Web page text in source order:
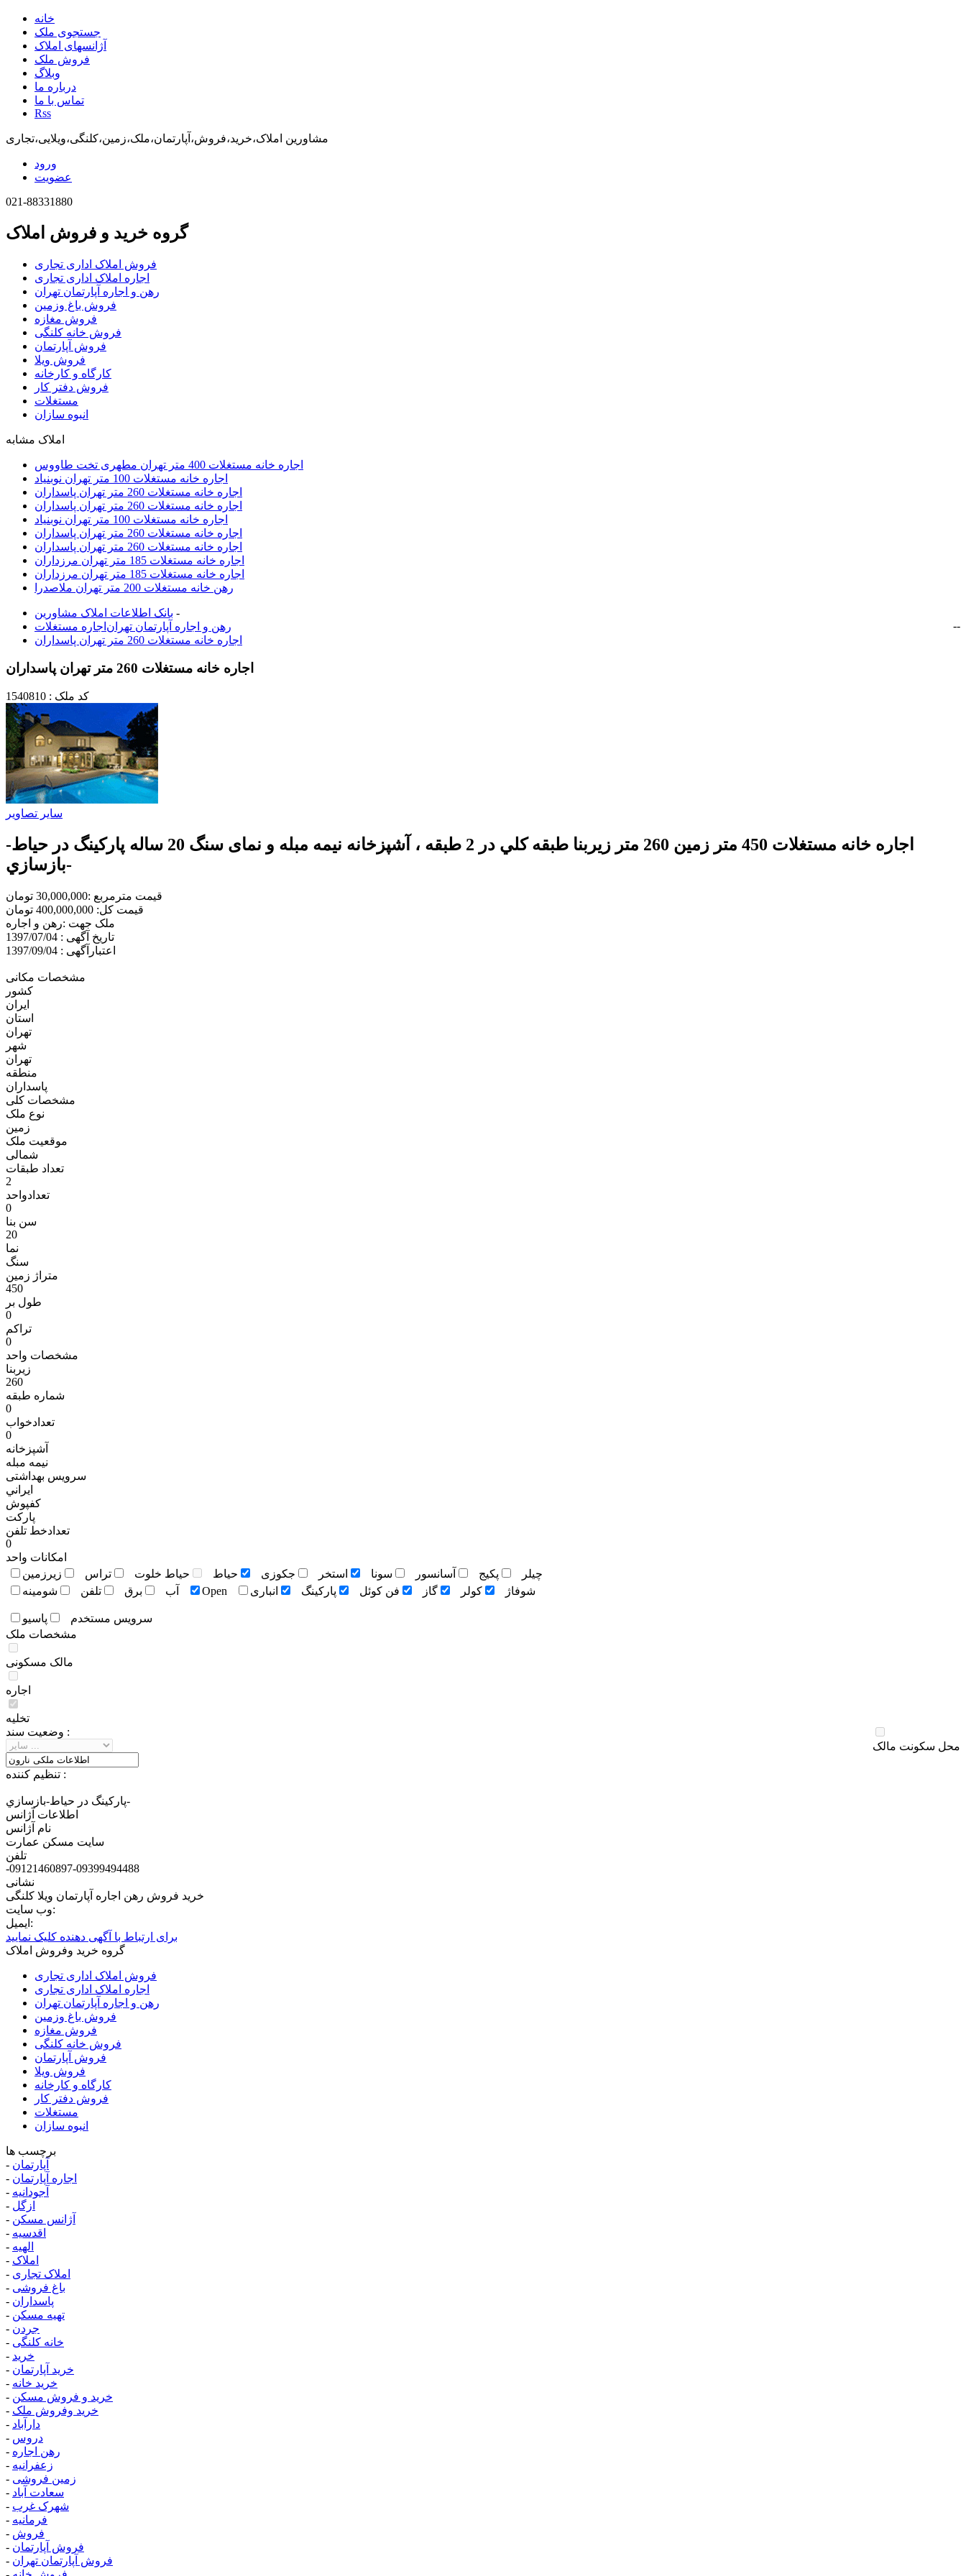
خانه
جستجوی ملک
آژانسهای املاک
فروش ملک
وبلاگ
درباره ما
تماس با ما
Rss
مشاورین املاک،خرید،فروش،آپارتمان،ملک،زمین،کلنگی،ویلایی،تجاری
ورود
عضویت
021-88331880
گروه خرید و فروش املاک
فروش املاک اداری تجاری
اجاره املاک اداری تجاری
رهن و اجاره آپارتمان تهران
فروش باغ وزمین
فروش مغازه
فروش خانه کلنگی
فروش آپارتمان
فروش ویلا
کارگاه و کارخانه
فروش دفتر کار
مستغلات
انبوه سازان
املاک مشابه
اجاره خانه مستغلات 400 متر تهران مطهری تخت طاووس
اجاره خانه مستغلات 100 متر تهران نوبنياد
اجاره خانه مستغلات 260 متر تهران پاسداران
اجاره خانه مستغلات 260 متر تهران پاسداران
اجاره خانه مستغلات 100 متر تهران نوبنياد
اجاره خانه مستغلات 260 متر تهران پاسداران
اجاره خانه مستغلات 260 متر تهران پاسداران
اجاره خانه مستغلات 185 متر تهران مرزداران
اجاره خانه مستغلات 185 متر تهران مرزداران
رهن خانه مستغلات 200 متر تهران ملاصدرا
بانک اطلاعات املاک مشاورين -
رهن و اجاره آپارتمان تهران
- اجاره مستغلات
-
اجاره خانه مستغلات 260 متر تهران پاسداران
اجاره خانه مستغلات 260 متر تهران پاسداران
کد ملک : 1540810
سایر تصاویر
اجاره خانه مستغلات 450 متر زمین 260 متر زیربنا طبقه كلي در 2 طبقه ، آشپزخانه نيمه مبله و نمای سنگ 20 ساله پاركينگ در حياط-
بازسازي-
قیمت مترمربع :30,000,000 تومان
قیمت کل: 400,000,000 تومان
ملک جهت :رهن و اجاره
تاریخ آگهی : 1397/07/04
اعتبارآگهی : 1397/09/04
مشخصات مکانی
کشور
ایران
استان
تهران
شهر
تهران
منطقه
پاسداران
مشخصات کلی
نوع ملک
زمين
موقعیت ملک
شمالی
تعداد طبقات
2
تعدادواحد
0
سن بنا
20
نما
سنگ
متراژ زمين
450
طول بر
0
تراکم
0
مشخصات واحد
زیربنا
260
شماره طبقه
0
تعدادخواب
0
آشپزخانه
نيمه مبله
سرویس بهداشتی
ايراني
کفپوش
پاركت
تعدادخط تلفن
0
امکانات واحد
چيلر
پکيج آسانسور سونا استخر جکوزی حياط حياط خلوت تراس
زيرزمين
آب
برق تلفن شومينه Open شوفاژ کولر گاز فن کوئل پارکينگ انباری
سرويس مستخدم
پاسيو
مشخصات ملک
مالک مسکونی
اجاره
تخلیه
محل سکونت مالک
وضعيت سند :
تنظيم کننده :
پاركينگ در حياط-بازسازي-
اطلاعات آژانس
نام آژانس
سایت مسکن عمارت
تلفن
-09121460897-09399494488
نشانی
خرید فروش رهن اجاره آپارتمان ویلا کلنگی
وب سایت:
ایمیل:
برای ارتباط با آگهی دهنده کلیک نمایید
گروه خرید وفروش املاک
فروش املاک اداری تجاری
اجاره املاک اداری تجاری
رهن و اجاره آپارتمان تهران
فروش باغ وزمین
فروش مغازه
فروش خانه کلنگی
فروش آپارتمان
فروش ویلا
کارگاه و کارخانه
فروش دفتر کار
مستغلات
انبوه سازان
برچسب ها
- آپارتمان
- اجاره آپارتمان
- آجودانیه
- ازگل
- آژانس مسکن
- اقدسیه
- الهیه
- املاک
- املاک تجاری
- باغ فروشی
- پاسداران
- تهیه مسکن
- جردن
- خانه کلنگی
- خرید
- خرید آپارتمان
- خرید خانه
- خرید و فروش مسکن
- خرید وفروش ملک
- دارآباد
- دروس
- رهن اجاره
- زعفرانیه
- زمین فروشی
- سعادت آباد
- شهرک غرب
- فرمانیه
- فروش
- فروش آپارتمان
- فروش آپارتمان تهران